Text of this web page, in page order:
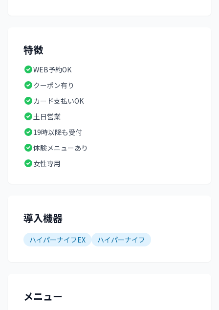
特徴
WEB予約OK
クーポン有り
カード支払いOK
土日営業
19時以降も受付
体験メニューあり
女性専用
導入機器
ハイパーナイフEX ハイパーナイフ
メニュー